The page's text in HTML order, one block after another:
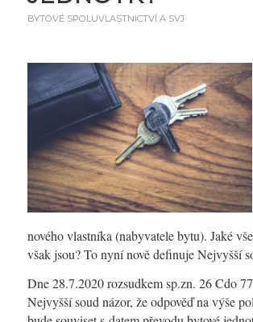
BYTOVÉ SPOLUVLASTNICTVÍ A SVJ
nového vlastníka (nabyvatele bytu). Jaké
však jsou? To nyní nově definuje Nejvyšší
Dne 28.7.2020 rozsudkem sp.zn. 26 Cdo
Nejvyšší soud názor, že odpověď na výše